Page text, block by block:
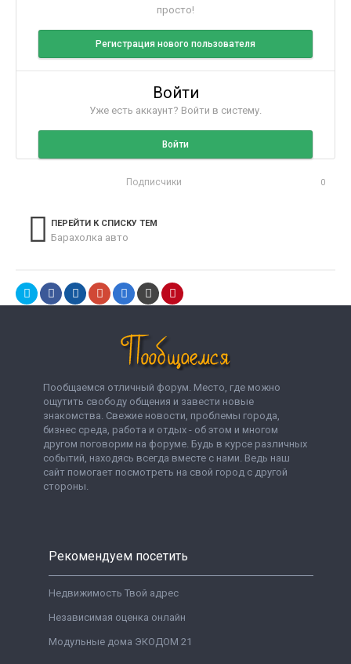
просто!
Регистрация нового пользователя
Войти
Уже есть аккаунт? Войти в систему.
Войти
Подписчики 0
ПЕРЕЙТИ К СПИСКУ ТЕМ
Барахолка авто
Пообщаемся отличный форум. Место, где можно
ощутить свободу общения и завести новые
знакомства. Свежие новости, проблемы города,
бизнес среда, работа и отдых - об этом и многом
другом поговорим на форуме. Будь в курсе различных
событий, находясь всегда вместе с нами. Ведь наш
сайт помогает посмотреть на свой город с другой
стороны.
Рекомендуем посетить
Недвижимость Твой адрес
Независимая оценка онлайн
Модульные дома ЭКОДОМ 21